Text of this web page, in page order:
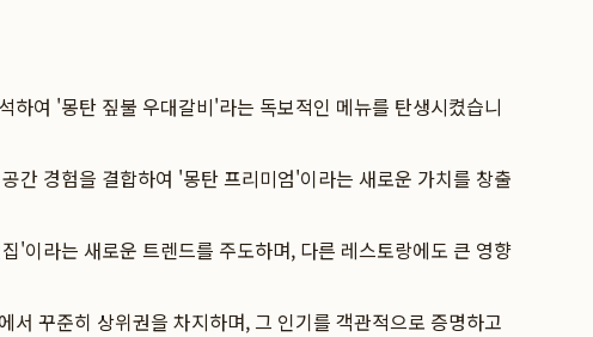
하여 '몽탄 짚불 우대갈비'라는 독보적인 메뉴를 탄생시켰습니
간 경험을 결합하여 '몽탄 프리미엄'이라는 새로운 가치를 창출
'이라는 새로운 트렌드를 주도하며, 다른 레스토랑에도 큰 영향
서 꾸준히 상위권을 차지하며, 그 인기를 객관적으로 증명하고